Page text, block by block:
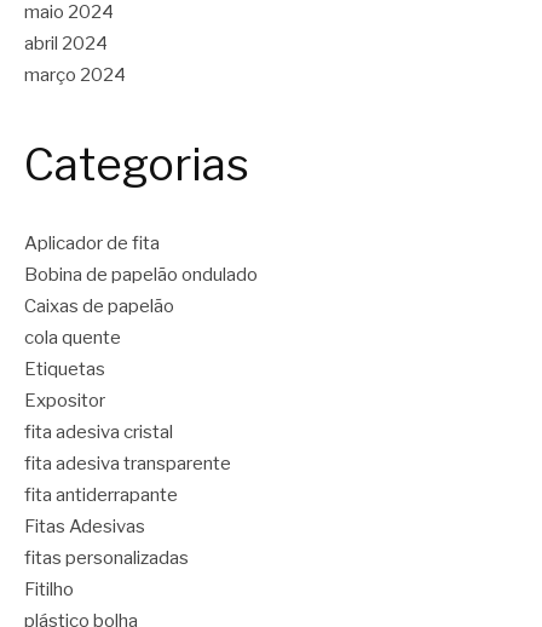
maio 2024
abril 2024
março 2024
Categorias
Aplicador de fita
Bobina de papelão ondulado
Caixas de papelão
cola quente
Etiquetas
Expositor
fita adesiva cristal
fita adesiva transparente
fita antiderrapante
Fitas Adesivas
fitas personalizadas
Fitilho
plástico bolha